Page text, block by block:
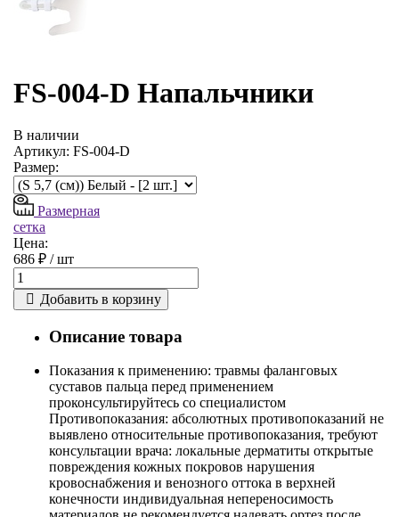
FS-004-D Напальчники
В наличии
Артикул: FS-004-D
Размер:
Размерная
сетка
Цена:
686 ₽ /шт
Добавить в корзину
Описание товара
Показания к применению: травмы фаланговых
суставов пальца перед применением
проконсультируйтесь со специалистом
Противопоказания: абсолютных противопоказаний не
выявлено относительные противопоказания, требуют
консультации врача: локальные дерматиты открытые
повреждения кожных покровов нарушения
кровоснабжения и венозного оттока в верхней
конечности индивидуальная непереносимость